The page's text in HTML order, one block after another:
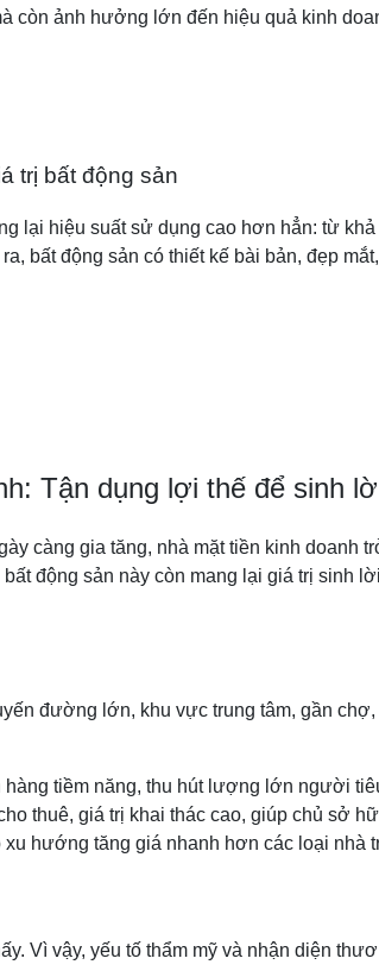
còn ảnh hưởng lớn đến hiệu quả kinh
trị bất động sản
lại hiệu suất sử dụng cao hơn hẳn: từ
bất động sản có thiết kế bài bản, đẹp
Tận dụng lợi thế để sinh
càng gia tăng, nhà mặt tiền kinh doanh
động sản này còn mang lại giá trị sinh
đường lớn, khu vực trung tâm, gần
tiềm năng, thu hút lượng lớn người
thuê, giá trị khai thác cao, giúp chủ sở
hướng tăng giá nhanh hơn các loại nhà
Vì vậy, yếu tố thẩm mỹ và nhận diện